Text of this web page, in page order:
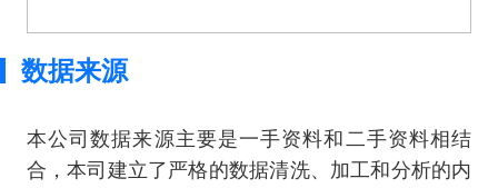
数据来源
本公司数据来源主要是一手资料和二手资料相结
合，本司建立了严格的数据清洗、加工和分析的内